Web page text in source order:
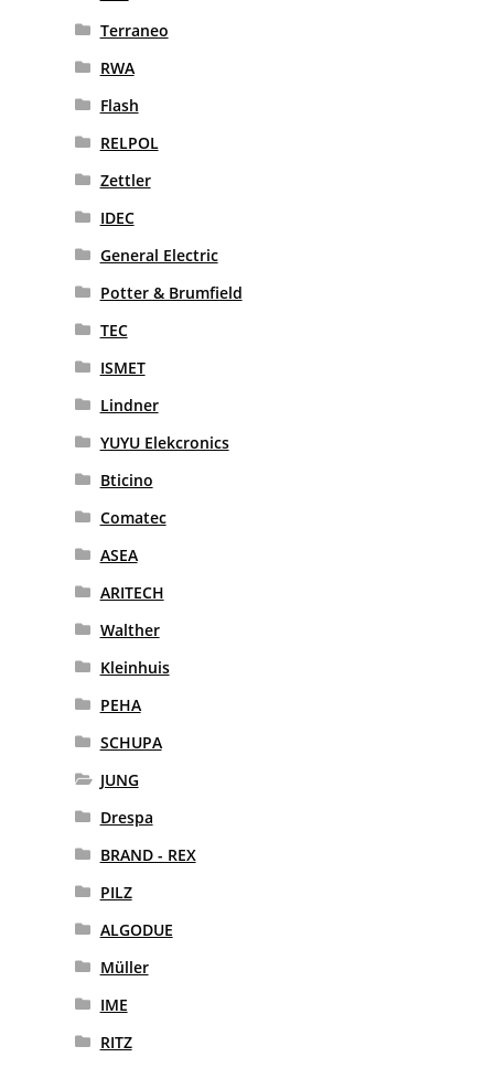
Terraneo
RWA
Flash
RELPOL
Zettler
IDEC
General Electric
Potter & Brumfield
TEC
ISMET
Lindner
YUYU Elekcronics
Bticino
Comatec
ASEA
ARITECH
Walther
Kleinhuis
PEHA
SCHUPA
JUNG
Drespa
BRAND - REX
PILZ
ALGODUE
Müller
IME
RITZ